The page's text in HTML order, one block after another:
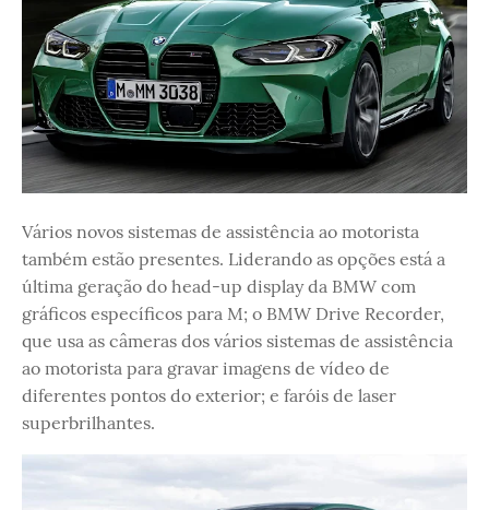
Vários novos sistemas de assistência ao motorista
também estão presentes. Liderando as opções está a
última geração do head-up display da BMW com
gráficos específicos para M; o BMW Drive Recorder,
que usa as câmeras dos vários sistemas de assistência
ao motorista para gravar imagens de vídeo de
diferentes pontos do exterior; e faróis de laser
superbrilhantes.